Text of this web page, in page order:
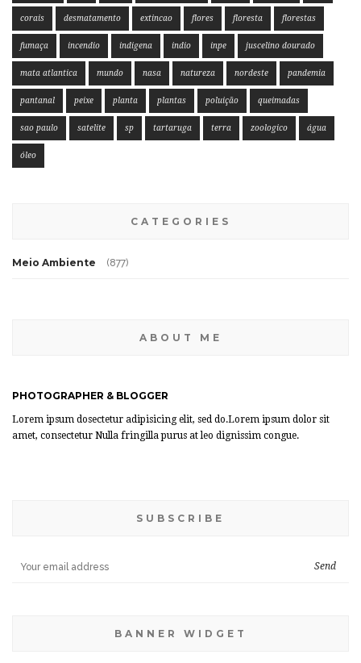
corais desmatamento extincao flores floresta florestas
fumaça incendio indigena indio inpe juscelino dourado
mata atlantica mundo nasa natureza nordeste pandemia
pantanal peixe planta plantas poluição queimadas
sao paulo satelite sp tartaruga terra zoologico água
óleo
CATEGORIES
Meio Ambiente (877)
ABOUT ME
PHOTOGRAPHER & BLOGGER
Lorem ipsum dosectetur adipisicing elit, sed do.Lorem ipsum dolor sit
amet, consectetur Nulla fringilla purus at leo dignissim congue.
SUBSCRIBE
BANNER WIDGET